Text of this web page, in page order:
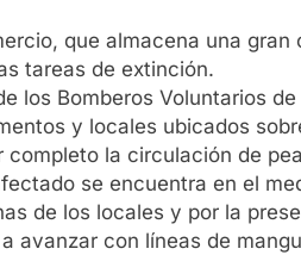
que almacena una
tareas de extinción.
los Bomberos Voluntarios
y locales ubicados
completo la circulación de
se encuentra en el
de los locales y por la
avanzar con líneas de